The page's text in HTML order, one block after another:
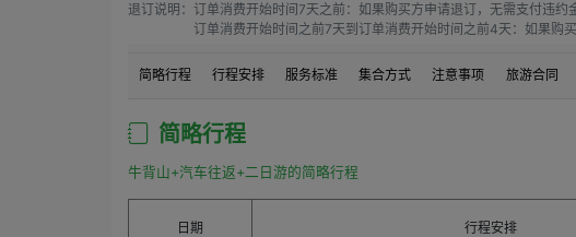
退订说明： 订单消费开始时间7天之前：如果购买方申请退订，无需支付违约
订单消费开始时间之前7天到订单消费开始时间之前4天：如果购
订单消费开始时间之前1天到订单消费开始时间：如果购买方申
简略行程 行程安排 服务标准 集合方式 注意事项 旅游合同
简略行程
牛背山+汽车往返+二日游的简略行程
日期 行程安排